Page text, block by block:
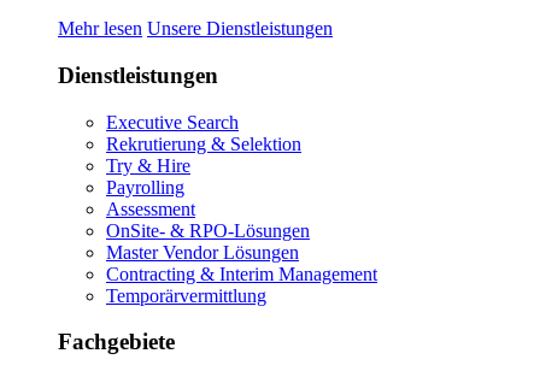
Mehr lesen Unsere Dienstleistungen
Dienstleistungen
Executive Search
Rekrutierung & Selektion
Try & Hire
Payrolling
Assessment
OnSite- & RPO-Lösungen
Master Vendor Lösungen
Contracting & Interim Management
Temporärvermittlung
Fachgebiete